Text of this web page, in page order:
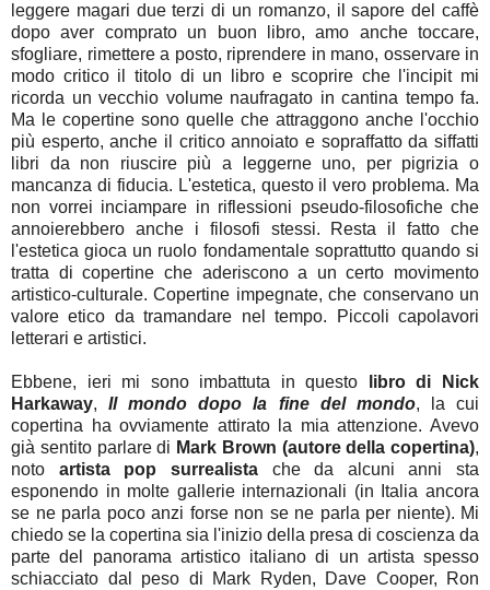
leggere magari due terzi di un romanzo, il sapore del caffè
dopo aver comprato un buon libro, amo anche toccare,
sfogliare, rimettere a posto, riprendere in mano, osservare in
modo critico il titolo di un libro e scoprire che l'incipit mi
ricorda un vecchio volume naufragato in cantina tempo fa.
Ma le copertine sono quelle che attraggono anche l'occhio
più esperto, anche il critico annoiato e sopraffatto da siffatti
libri da non riuscire più a leggerne uno, per pigrizia o
mancanza di fiducia. L'estetica, questo il vero problema. Ma
non vorrei inciampare in riflessioni pseudo-filosofiche che
annoierebbero anche i filosofi stessi. Resta il fatto che
l'estetica gioca un ruolo fondamentale soprattutto quando si
tratta di copertine che aderiscono a un certo movimento
artistico-culturale. Copertine impegnate, che conservano un
valore etico da tramandare nel tempo. Piccoli capolavori
letterari e artistici.
Ebbene, ieri mi sono imbattuta in questo
libro di Nick
Harkaway,Il mondo dopo la fine del mondo, la cui
copertina ha ovviamente attirato la mia attenzione. Avevo
già sentito parlare di Mark Brown (autore della copertina),
noto artista pop surrealistache da alcuni anni sta
esponendo in molte gallerie internazionali (in Italia ancora
se ne parla poco anzi forse non se ne parla per niente). Mi
chiedo se la copertina sia l'inizio della presa di coscienza da
parte del panorama artistico italiano di un artista spesso
schiacciato dal peso di Mark Ryden, Dave Cooper, Ron